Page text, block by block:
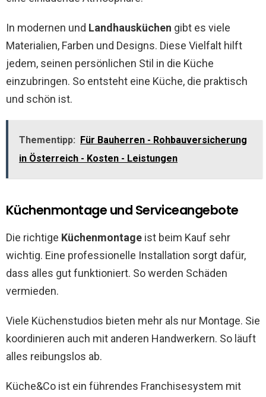
In modernen und Landhausküchen gibt es viele
Materialien, Farben und Designs. Diese Vielfalt hilft
jedem, seinen persönlichen Stil in die Küche
einzubringen. So entsteht eine Küche, die praktisch
und schön ist.
Thementipp:
Für Bauherren - Rohbauversicherung
in Österreich - Kosten - Leistungen
Küchenmontage und Serviceangebote
Die richtige Küchenmontage ist beim Kauf sehr
wichtig. Eine professionelle Installation sorgt dafür,
dass alles gut funktioniert. So werden Schäden
vermieden.
Viele Küchenstudios bieten mehr als nur Montage. Sie
koordinieren auch mit anderen Handwerkern. So läuft
alles reibungslos ab.
Küche&Co ist ein führendes Franchisesystem mit